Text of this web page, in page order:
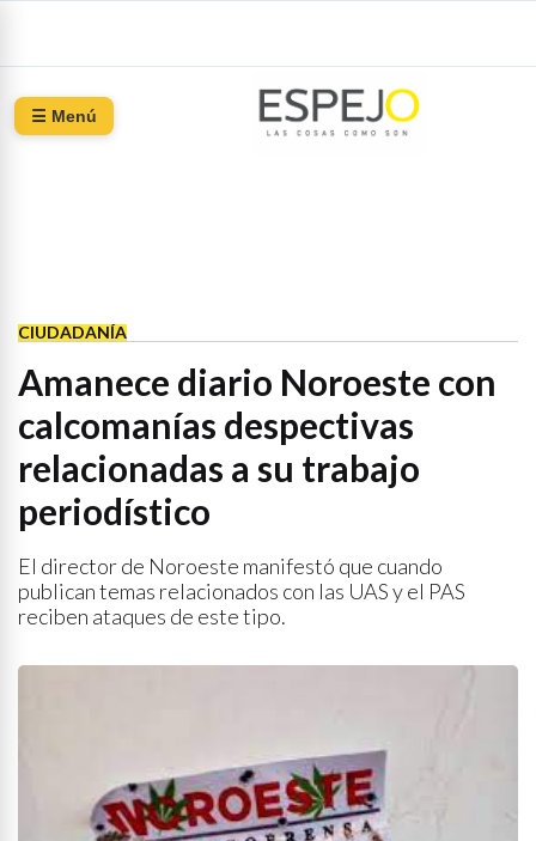
☰ Menú
CIUDADANÍA
Amanece diario Noroeste con
calcomanías despectivas
relacionadas a su trabajo
periodístico
El director de Noroeste manifestó que cuando
publican temas relacionados con las UAS y el PAS
reciben ataques de este tipo.